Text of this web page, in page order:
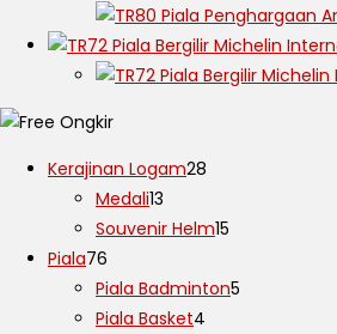
Kerajinan Logam28
Medali13
Souvenir Helm15
Piala76
Piala Badminton5
Piala Basket4